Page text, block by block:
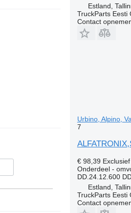
Estland,
TruckParts Eesti
Contact
Urbino, Alpino,
7
€ 98,39
Onderdeel -
DD.24.12.600
Estland,
TruckParts Eesti
Contact